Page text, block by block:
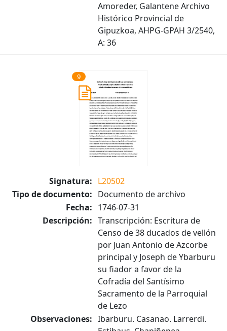
Amoreder, Galantene Archivo
Histórico Provincial de
Gipuzkoa, AHPG-GPAH 3/2540,
A: 36
9
Signatura: L20502
Tipo de documento: Documento de archivo
Fecha: 1746-07-31
Descripción: Transcripción: Escritura de
Censo de 38 ducados de vellón
por Juan Antonio de Azcorbe
principal y Joseph de Ybarburu
su fiador a favor de la
Cofradía del Santísimo
Sacramento de la Parroquial
de Lezo
Observaciones: Ibarburu. Casanao. Larrerdi.